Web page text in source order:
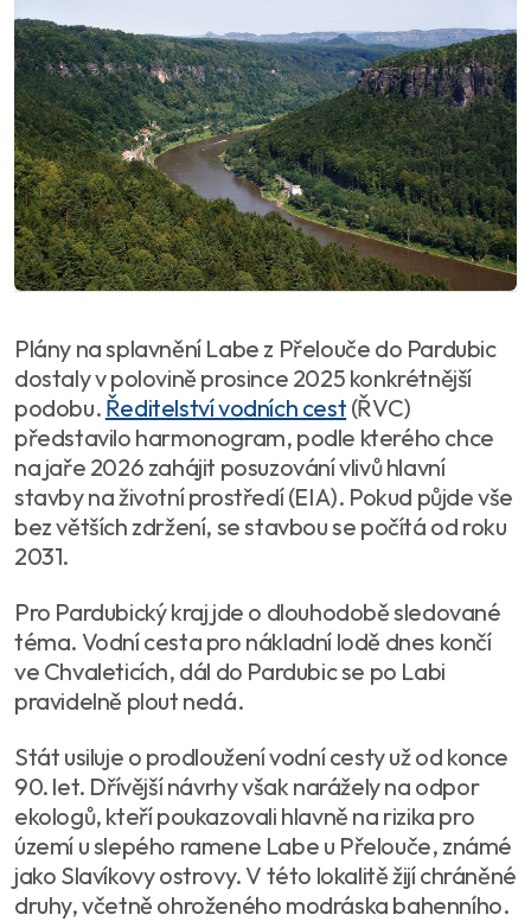
Plány na splavnění Labe z Přelouče do Pardubic
dostaly v polovině prosince 2025 konkrétnější
podobu. Ředitelství vodních cest (ŘVC)
představilo harmonogram, podle kterého chce
na jaře 2026 zahájit posuzování vlivů hlavní
stavby na životní prostředí (EIA). Pokud půjde vše
bez větších zdržení, se stavbou se počítá od roku
2031.
Pro Pardubický kraj jde o dlouhodobě sledované
téma. Vodní cesta pro nákladní lodě dnes končí
ve Chvaleticích, dál do Pardubic se po Labi
pravidelně plout nedá.
Stát usiluje o prodloužení vodní cesty už od konce
90. let. Dřívější návrhy však narážely na odpor
ekologů, kteří poukazovali hlavně na rizika pro
území u slepého ramene Labe u Přelouče, známé
jako Slavíkovy ostrovy. V této lokalitě žijí chráněné
druhy, včetně ohroženého modráska bahenního.